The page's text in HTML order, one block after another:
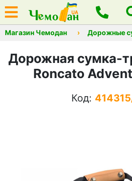
Магазин Чемодан Дорожные
Дорожная сумка-
Roncato
Код: